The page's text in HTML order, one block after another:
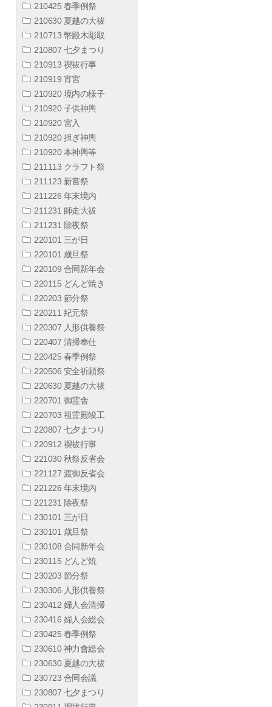
210425 春季例祭
210630 夏越の大祓
210713 幣殿木彫取
210807 七夕まつり
210913 禊祓行事
210919 宵宮
210920 境内の様子
210920 子供神輿
210920 宮入
210920 担ぎ神輿
210920 本神輿等
211113 クラフト祭
211123 新嘗祭
211226 年末境内
211231 師走大祓
211231 除夜祭
220101 三が日
220101 歳旦祭
220109 合同新年会
220115 どんど焼き
220203 節分祭
220211 紀元祭
220307 人形供養祭
220407 清掃奉仕
220425 春季例祭
220506 安全祈願祭
220630 夏越の大祓
220701 御霊舎
220703 祖霊殿竣工
220807 七夕まつり
220912 禊祓行事
221030 秋祭反省会
221127 渡御反省会
221226 年末境内
221231 除夜祭
230101 三が日
230101 歳旦祭
230108 合同新年会
230115 どんど焼
230203 節分祭
230306 人形供養祭
230412 婦人会清掃
230416 婦人会総会
230425 春季例祭
230610 神力會総会
230630 夏越の大祓
230723 合同会議
230807 七夕まつり